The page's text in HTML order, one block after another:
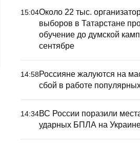
15:04Около 22 тыс.
выборов в Татарстане
обучение до думской
сентябре
14:58Россияне жалуются на
сбой в работе
14:34ВС России поразили
ударных БПЛА на